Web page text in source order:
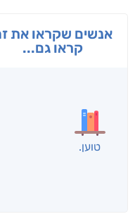
בפנוכו
חני שאטן
אנשים שקראו את זה